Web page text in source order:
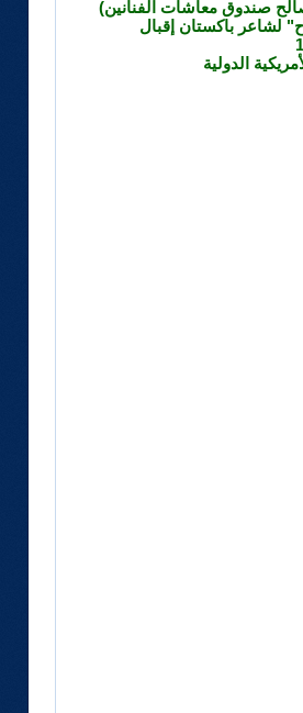
لشاعر باكستان إقبال